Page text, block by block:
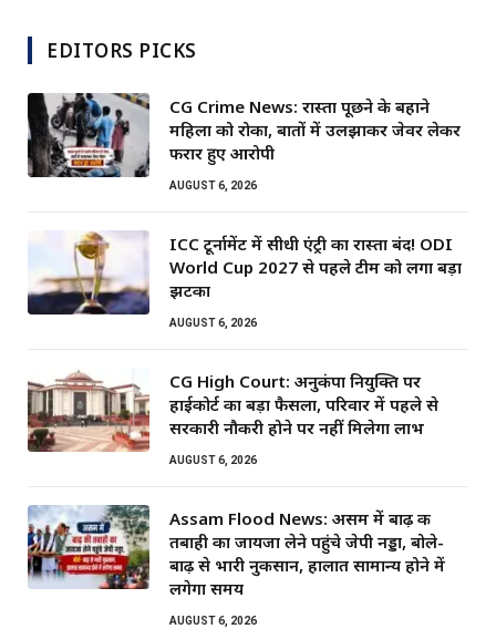
EDITORS PICKS
CG Crime News: रास्ता पूछने के बहाने
महिला को रोका, बातों में उलझाकर जेवर लेकर
फरार हुए आरोपी
AUGUST 6, 2026
ICC टूर्नामेंट में सीधी एंट्री का रास्ता बंद! ODI
World Cup 2027 से पहले टीम को लगा बड़ा
झटका
AUGUST 6, 2026
CG High Court: अनुकंपा नियुक्ति पर
हाईकोर्ट का बड़ा फैसला, परिवार में पहले से
सरकारी नौकरी होने पर नहीं मिलेगा लाभ
AUGUST 6, 2026
Assam Flood News: असम में बाढ़ की
तबाही का जायजा लेने पहुंचे जेपी नड्डा, बोले-
बाढ़ से भारी नुकसान, हालात सामान्य होने में
लगेगा समय
AUGUST 6, 2026